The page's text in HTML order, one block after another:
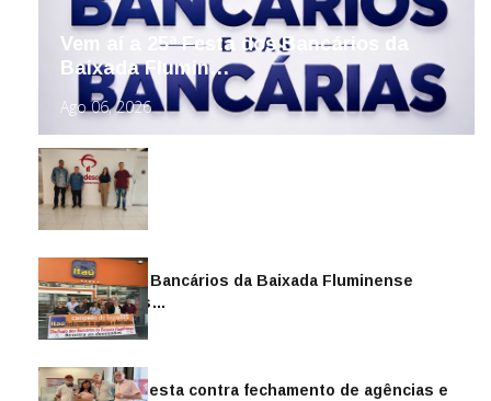
Vem aí a 25ª Festa dos Bancários da
Baixada Flumin…
Ago 06, 2026
Sindicato dos Bancários da Baixada Fluminense
reintegra mais…
Jul 14, 2026
Sindicato protesta contra fechamento de agências e